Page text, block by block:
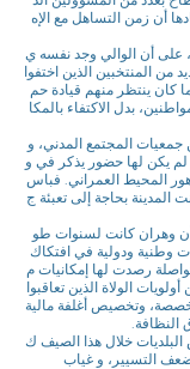
أن زمن التساهل مع الإه
على أن الوالي وجد نفسه ي
المنتخبين الذين اختفوا
كان ينتظر منهم قيادة حم
بدل الاكتفاء بالمكا
جمعيات المجتمع المدني، و
لم يكن لها حضور يذكر في و
المحيط العمراني. فباس
المدينة بحاجة إلى تعبئة ج
أن وهران كانت لسنوات طو
وطنية ودولية في افتكاك
رصدت لها إمكانيات م
الولاة الذين تعاقبوا
وتخصيص أغلفة مالية
النظافة.
البلديات خلال هذا الصيف ك
التسيير، و غياب